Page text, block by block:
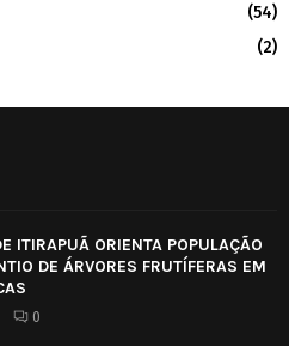
(54)
(2)
ITIRAPUÃ ORIENTA POPULAÇÃO
DE ÁRVORES FRUTÍFERAS EM
0